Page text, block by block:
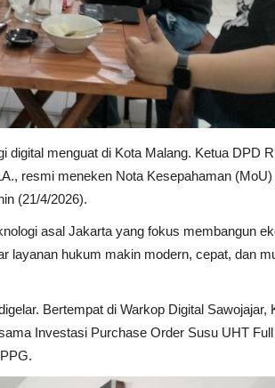
digital menguat di Kota Malang. Ketua DPD
resmi meneken Nota Kesepahaman
(21/4/2026).
asal Jakarta yang fokus membangun
layanan hukum makin modern, cepat, dan
Bertempat di Warkop Digital Sawojajar,
Investasi Purchase Order Susu UHT